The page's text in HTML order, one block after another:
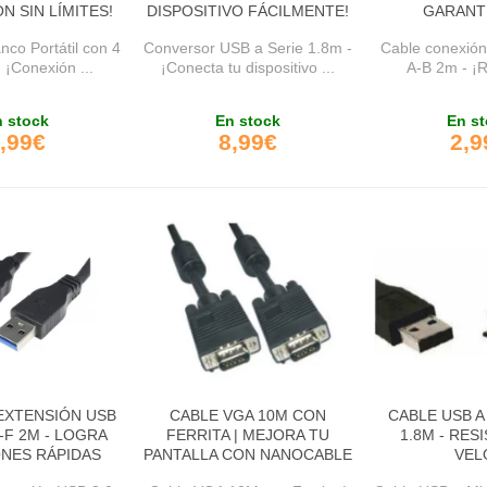
SIN LÍMITES!
Portátil con 4
...
stock
DISPOSITIVO FÁCILMENTE!
Conversor USB a Serie 1.8m -
¡Conecta tu dispositivo ...
En stock
8,99€
Cable
A-B 2m -
En
USB
F 2M - LOGRA
RÁPIDAS
CABLE VGA 10M CON
FERRITA | MEJORA TU
PANTALLA CON NANOCABLE
CABLE USB
1.8M -